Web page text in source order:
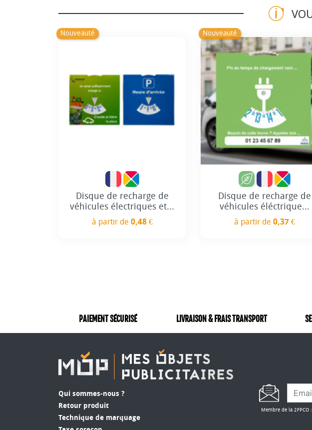
Nouveauté
Personnalisation incluse
Disque de recharge de
véhicules électriques et...
à partir de 0,48 €
Nouveauté
Personnalisation incluse
Disque de recharge de
véhicules éléctrique...
à partir de 0,37 €
PAIEMENT SÉCURISÉ LIVRAISON & FRAIS TRANSPORT
Qui sommes-nous ?
Retour produit
Technique de marquage
Membre de la